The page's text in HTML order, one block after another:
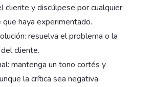
cliente y discúlpese por cualquier
que haya experimentado.
resuelva el problema o la
cliente.
mantenga un tono cortés y
la crítica sea negativa.